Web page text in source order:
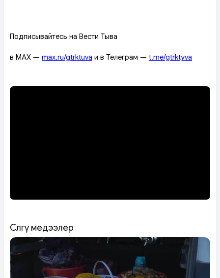
Подписывайтесь на Вести Тыва
в MAX — max.ru/gtrktuva и в Телеграм — t.me/gtrktyva
Сөөлгү медээлер